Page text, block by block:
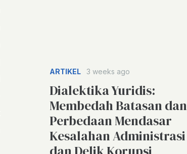
ARTIKEL 3 weeks ago
Dialektika Yuridis:
Membedah Batasan dan
Perbedaan Mendasar
Kesalahan Administrasi